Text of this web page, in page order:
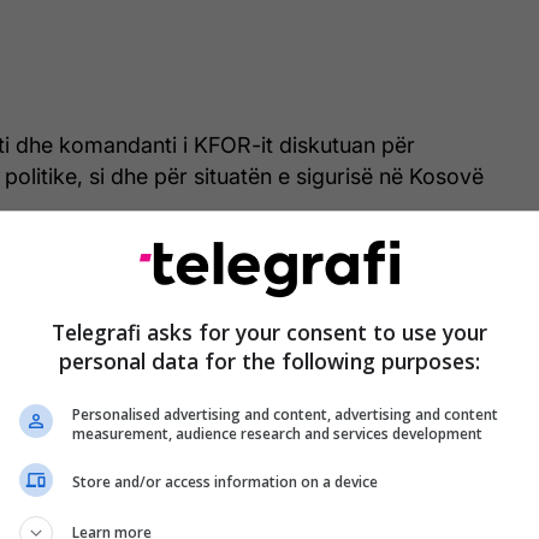
dhe komandanti i KFOR-it diskutuan për
si dhe për situatën e sigurisë në Kosovë
vlerësuan rëndësinë e ruajtjes së paqes,
ndërsa diskutuan edhe për bashkëpunimin
të Republikës së Kosovës dhe KFOR-it.
u shqyrtuan edhe mundësitë për zgjerimin
të këtij bashkëpunimi në funksion të sigurisë
Telegrafi asks for your consent to use your
personal data for the following purposes:
Personalised advertising and content, advertising and content
measurement, audience research and services development
Store and/or access information on a device
Learn more